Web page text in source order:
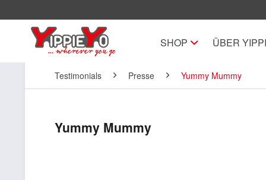
SHOP ÜBER
Testimonials Presse Yummy Mummy
Yummy Mummy